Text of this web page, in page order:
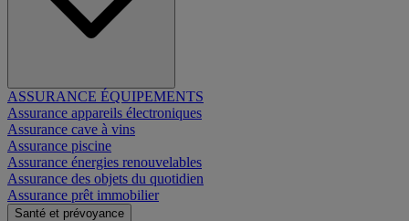
ASSURANCE ÉQUIPEMENTS
Assurance appareils électroniques
Assurance cave à vins
Assurance piscine
Assurance énergies renouvelables
Assurance des objets du quotidien
Assurance prêt immobilier
Santé et prévoyance